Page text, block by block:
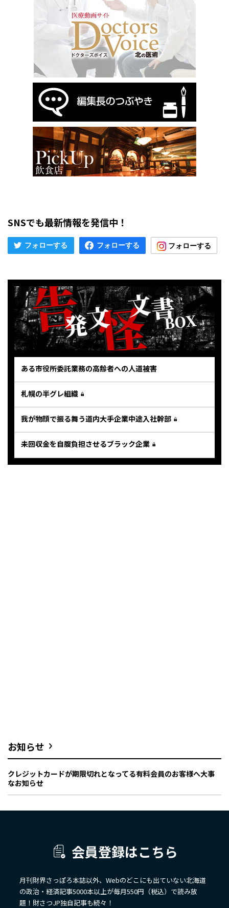
SNSでも最新情報を発信中！
ある市役所委託業務の高齢者への人道被害
札幌の半グレ組織
我が物顔で振る舞う道内大手企業中途入社幹部
未回収金を自腹負担させるブラック企業
お知らせ
クレジットカードが期限切れとなってる有料会員のお客様へ大事
なお知らせ
会員登録はこちら
月刊財界さっぽろ本誌以外、Webのどこにも出ていない北海道
の政治・経済記事5000本以上が毎月550円（税込）で読み放
題！財さつJP独自記事も続々！